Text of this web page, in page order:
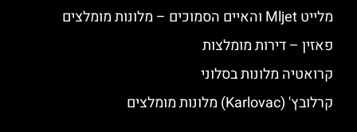
מלייט Mljet והאיים הסמוכים – מלונות מומלצים
פאזין – דירות מומלצות
קרואטיה מלונות בסלוני
קרלובץ' (Karlovac) מלונות מומלצים